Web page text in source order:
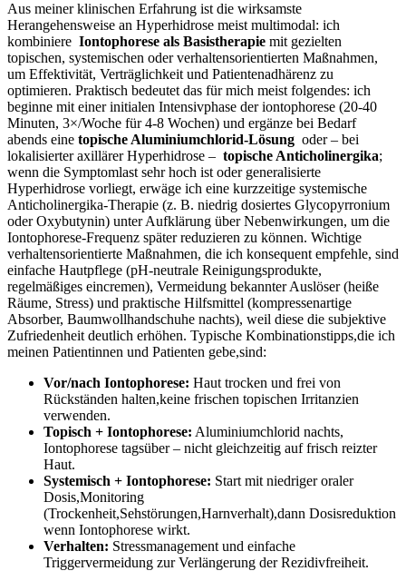
Aus‍ meiner‍ klinischen Erfahrung ist die wirksamste
Herangehensweise an⁢ Hyperhidrose ⁤meist multimodal: ich
kombiniere ⁤ Iontophorese als Basistherapie mit⁤ gezielten
topischen, systemischen oder‌ verhaltensorientierten⁤ Maßnahmen,
um Effektivität, Verträglichkeit ​und Patientenadhärenz zu ​
optimieren. ⁣Praktisch bedeutet das ‍für mich‌ meist folgendes: ich
beginne mit einer initialen Intensivphase der iontophorese (20-40
Minuten, 3×/Woche für 4-8⁢ Wochen) und ergänze bei Bedarf
abends‌ eine topische ​Aluminiumchlorid-Lösung ⁣ oder – bei
lokalisierter axillärer Hyperhidrose – ​ topische Anticholinergika;
wenn die Symptomlast sehr hoch ist oder generalisierte
Hyperhidrose ‌vorliegt, erwäge ich⁢ eine kurzzeitige systemische
Anticholinergika‑Therapie (z. B. niedrig dosiertes Glycopyrronium⁣
oder Oxybutynin) unter ‍Aufklärung über Nebenwirkungen, um die
Iontophorese-Frequenz später reduzieren zu können. Wichtige
verhaltensorientierte Maßnahmen, die ich konsequent empfehle, sind
einfache ⁢Hautpflege (pH-neutrale⁣ Reinigungsprodukte,​
regelmäßiges eincremen), ​Vermeidung bekannter Auslöser (heiße
Räume, Stress) ​und‌ praktische Hilfsmittel⁢ (kompressenartige
Absorber,‍ Baumwollhandschuhe nachts), weil ⁤diese ⁤die subjektive
Zufriedenheit deutlich erhöhen. ⁤Typische ​Kombinationstipps,die ich
⁢meinen ‌Patientinnen und Patienten gebe,sind:
Vor/nach Iontophorese: ‌Haut ⁢trocken und ⁢frei‌ von
Rückständen halten,keine frischen topischen Irritanzien
verwenden.
Topisch +‍ Iontophorese: Aluminiumchlorid​ nachts,
Iontophorese‌ tagsüber – nicht gleichzeitig auf ​frisch reizter ​
Haut.
Systemisch⁣ + Iontophorese: Start mit⁢ niedriger oraler
Dosis,Monitoring
(Trockenheit,Sehstörungen,Harnverhalt),dann Dosisreduktion
wenn Iontophorese ​wirkt.
Verhalten: Stressmanagement und einfache⁤
Triggervermeidung ⁤zur Verlängerung der Rezidivfreiheit.